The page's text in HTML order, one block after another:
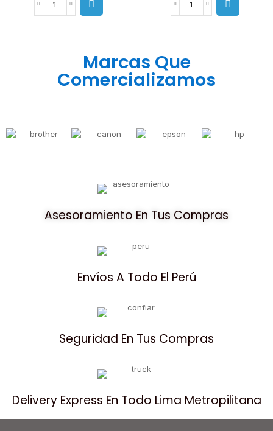
Marcas Que
Comercializamos
Asesoramiento En Tus Compras
Envíos A Todo El Perú
Seguridad En Tus Compras
Delivery Express En Todo Lima Metropilitana